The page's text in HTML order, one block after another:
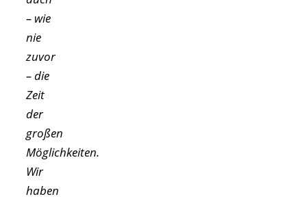
– wie
nie
zuvor
– die
Zeit
der
großen
Möglichkeiten.
Wir
haben